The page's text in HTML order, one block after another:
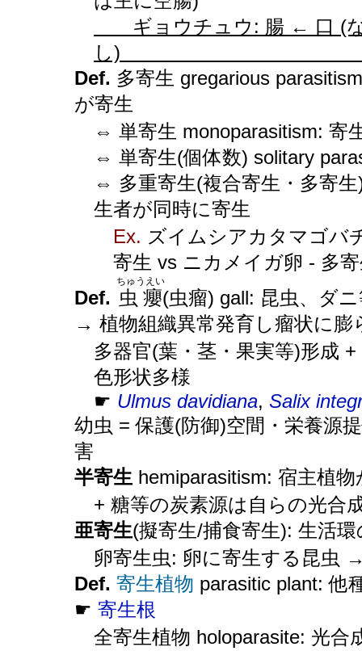
ギョウチュウ: 腸 ← 口 (
Def. 多寄生 gregarious
が寄生
⇔ 単寄生 monoparasitism: 寄
⇔ 単寄生(個体数) solitary
⇔ 多重寄生(複合寄生・多寄
生者が同時に寄生
Ex. ズイムシアカタマゴバ
寄生 vs ニカメイガ卵 - 多
Def. 虫癭
ちゅうえい
(虫瘤) gall: 昆虫、ダ
→ 植物組織異常発育し瘤状に膨
多器官(葉・茎・果実等)形成
色形状多様
☛ Ulmus davidiana, Salix
幼虫 = 保護(防御)空間・栄養源
害
半寄生 hemiparasitism: 宿主植
+ 糖等の炭素源は自らの光合
亜寄生(擬寄生/捕食寄生): 生活
卵寄生虫: 卵に寄生する昆虫
Def. 寄生植物 parasitic plant: 他
☛ 寄生根
全寄生植物 holoparasite: 光